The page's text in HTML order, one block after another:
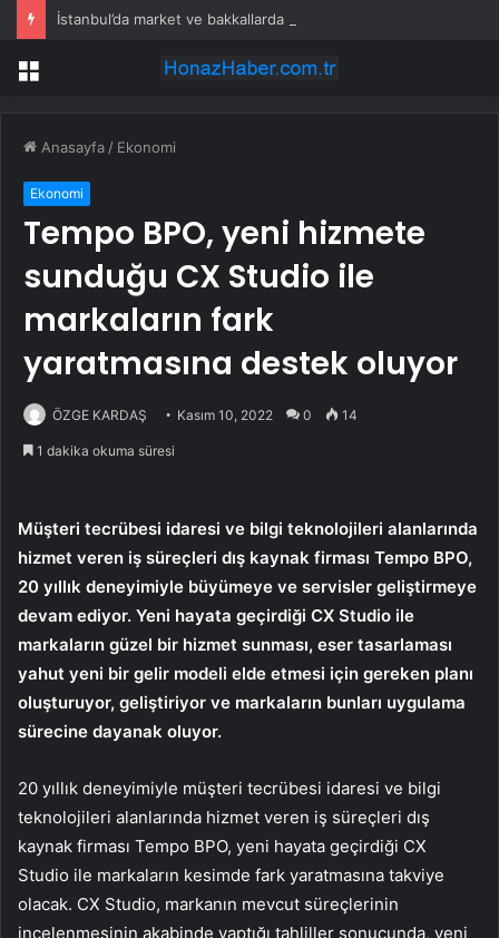
Menü
Anasayfa / Ekonomi
Ekonomi
Tempo BPO, yeni hizmete
sunduğu CX Studio ile
markaların fark
yaratmasına destek oluyor
ÖZGE KARDAŞ Kasım 10, 2022 0 14
1 dakika okuma süresi
Müşteri tecrübesi idaresi ve bilgi teknolojileri alanlarında
hizmet veren iş süreçleri dış kaynak firması Tempo BPO,
20 yıllık deneyimiyle büyümeye ve servisler geliştirmeye
devam ediyor. Yeni hayata geçirdiği CX Studio ile
markaların güzel bir hizmet sunması, eser tasarlaması
yahut yeni bir gelir modeli elde etmesi için gereken planı
oluşturuyor, geliştiriyor ve markaların bunları uygulama
sürecine dayanak oluyor.
20 yıllık deneyimiyle müşteri tecrübesi idaresi ve bilgi
teknolojileri alanlarında hizmet veren iş süreçleri dış
kaynak firması Tempo BPO, yeni hayata geçirdiği CX
Studio ile markaların kesimde fark yaratmasına takviye
olacak. CX Studio, markanın mevcut süreçlerinin
incelenmesinin akabinde yaptığı tahliller sonucunda, yeni